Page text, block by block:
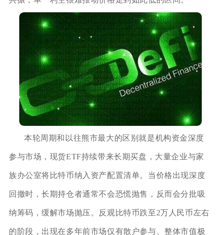
本轮周期和以往熊市最大的区别就是机构资金深度
参与市场，现货ETF持续带来长期买盘，大量企业与家
族办公室将比特币纳入资产配置清单。当价格出现深度
回撤时，长期持仓者通常不会恐慌抛售，反而会分批吸
纳筹码，缓解市场抛压。反观比特币跌至2万人民币左右
的阶段，出现在多年前市场仅有散户参与、整体市值极